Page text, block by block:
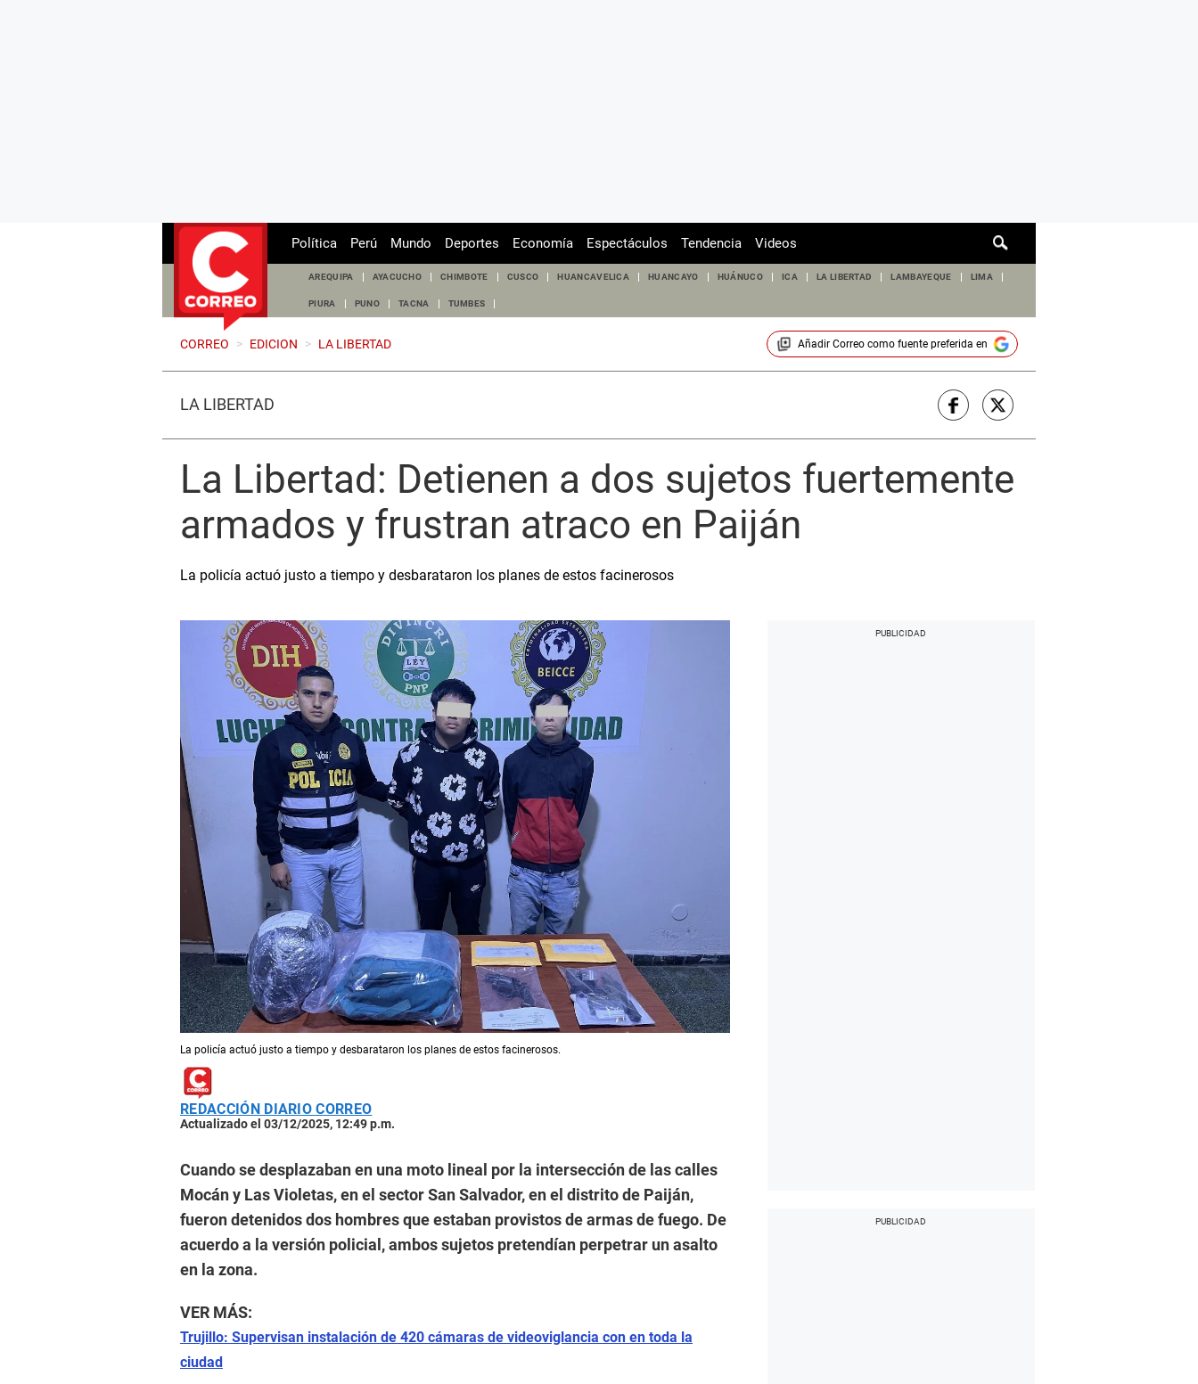
de
Política Perú Mundo Deportes Economía Espectáculos Tendencia Videos
AREQUIPA AYACUCHO CHIMBOTE CUSCO HUANCAVELICA HUANCAYO HUÁNUCO ICA LA LIBERTAD LAMBAYEQUE LIMA
PIURA PUNO TACNA TUMBES
CORREO > EDICION > LA LIBERTAD Añadir Correocomo fuente preferida en
LA LIBERTAD
La Libertad: Detienen a dos sujetos fuertemente
armados y frustran atraco en Paiján
La policía actuó justo a tiempo y desbarataron los planes de estos facinerosos
La policía actuó justo a tiempo y desbarataron los planes de estos facinerosos.
REDACCIÓN DIARIO CORREO
Actualizado el 03/12/2025, 12:49 p.m.
Cuando se desplazaban en una moto lineal por la intersección de las calles
Mocán y Las Violetas, en el sector San Salvador, en el distrito de Paiján,
fueron detenidos dos hombres que estaban provistos de armas de fuego. De
acuerdo a la versión policial, ambos sujetos pretendían perpetrar un asalto
en la zona.
VER MÁS:
Trujillo: Supervisan instalación de 420 cámaras de videoviglancia con en toda la
ciudad